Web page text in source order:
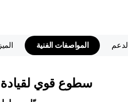
المواصفات الفنية
سطوع قوي لقيادة